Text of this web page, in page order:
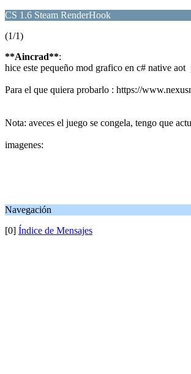
CS 1.6 Steam RenderHook
(1/1)
**Aincrad**:
hice este pequeño mod grafico en c# native
Para el que quiera probarlo : https://
Nota: aveces el juego se congela, tengo que
imagenes:
Navegación
[0] Índice de Mensajes